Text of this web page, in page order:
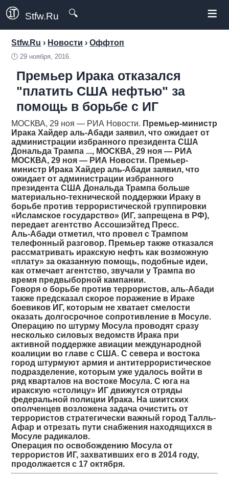
Stfw.Ru 🔍 ≡
Stfw.Ru › Новости ›Оффтоп
🕛29 ноября, 2016.
Премьер Ирака отказался
"платить США нефтью" за
помощь в борьбе с ИГ
МОСКВА, 29 ноя — РИА Новости. Премьер-министр
Ирака Хайдер аль-Абади заявил, что ожидает от
администрации избранного президента США
Дональда Трампа ..., МОСКВА, 29 ноя — РИА
МОСКВА, 29 ноя — РИА Новости. Премьер-
министр Ирака Хайдер аль-Абади заявил, что
ожидает от администрации избранного
президента США Дональда Трампа больше
материально-технической поддержки Ираку в
борьбе против террористической группировки
«Исламское государство» (ИГ, запрещена в РФ),
передает агентство Ассошиэйтед Пресс.
Аль-Абади отметил, что провел с Трампом
телефонный разговор. Премьер также отказался
рассматривать иракскую нефть как возможную
«плату» за оказанную помощь, подобные идеи,
как отмечает агентство, звучали у Трампа во
время предвыборной кампании.
Говоря о борьбе против террористов, аль-Абади
также предсказал скорое поражение в Ираке
боевиков ИГ, которым не хватает смелости
оказать долгосрочное сопротивление в Мосуле.
Операцию по штурму Мосула проводят сразу
несколько силовых ведомств Ирака при
активной поддержке авиации международной
коалиции во главе с США. С севера и востока
город штурмуют армия и антитеррористическое
подразделение, которым уже удалось войти в
ряд кварталов на востоке Мосула. С юга на
иракскую «столицу» ИГ движутся отряды
федеральной полиции Ирака. На шиитских
ополченцев возложена задача очистить от
террористов стратегически важный город Талль-
Афар и отрезать пути снабжения находящихся в
Мосуле радикалов.
Операция по освобождению Мосула от
террористов ИГ, захвативших его в 2014 году,
продолжается с 17 октября.